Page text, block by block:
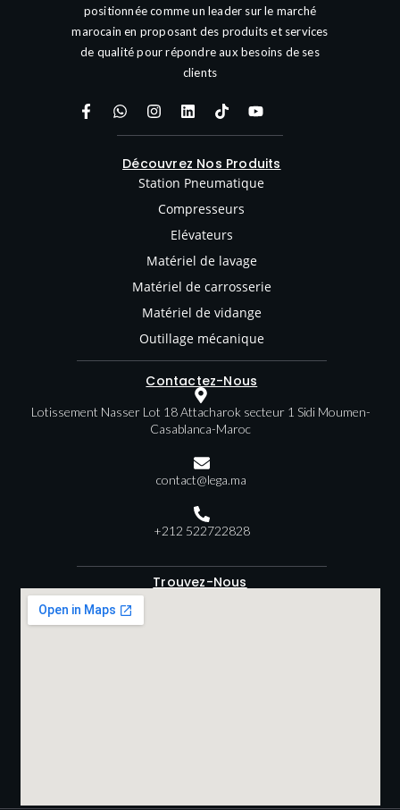
positionnée comme un leader sur le marché
marocain en proposant des produits et services
de qualité pour répondre aux besoins de ses
clients
Découvrez Nos Produits
Station Pneumatique
Compresseurs
Elévateurs
Matériel de lavage
Matériel de carrosserie
Matériel de vidange
Outillage mécanique
Contactez-Nous
Lotissement Nasser Lot 18 Attacharok secteur 1 Sidi Moumen-
Casablanca-Maroc
contact@lega.ma
+212 522722828
Trouvez-Nous